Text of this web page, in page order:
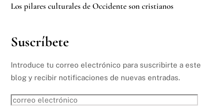
Los pilares culturales de Occidente son cristianos
Suscríbete
Introduce tu correo electrónico para suscribirte a este
blog y recibir notificaciones de nuevas entradas.
correo